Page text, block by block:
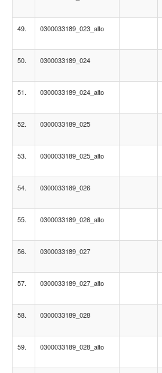
49. 0300033189_023_alto
50. 0300033189_024
51. 0300033189_024_alto
52. 0300033189_025
53. 0300033189_025_alto
54. 0300033189_026
55. 0300033189_026_alto
56. 0300033189_027
57. 0300033189_027_alto
58. 0300033189_028
59. 0300033189_028_alto